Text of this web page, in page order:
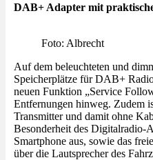
DAB+ Adapter mit
Foto: Albrecht
Auf dem beleuchteten und
Speicherplätze für DAB+
neuen Funktion „Service
Entfernungen hinweg. Zudem
Transmitter und damit ohne
Besonderheit des Digitalradio-
Smartphone aus, sowie das
über die Lautsprecher des